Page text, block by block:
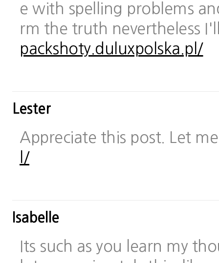
e with spelling problems
rm the truth nevertheless
packshoty.duluxpolska.pl/
Lester
Appreciate this post. Let
l/
Isabelle
Its such as you learn my